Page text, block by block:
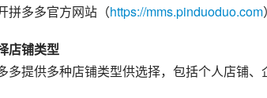
拼多多官方网站（https://mms.pinduoduo.com
店铺类型
多提供多种店铺类型供选择，包括个人店铺